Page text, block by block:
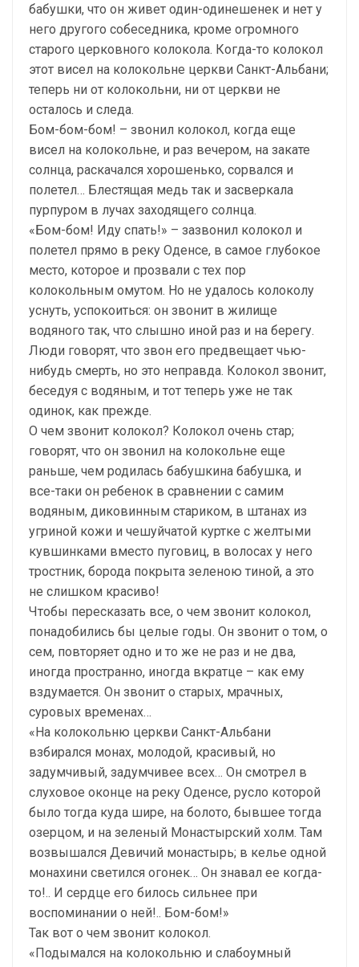
бабушки, что он живет один-одинешенек и нет у
него другого собеседника, кроме огромного
старого церковного колокола. Когда-то колокол
этот висел на колокольне церкви Санкт-Альбани;
теперь ни от колокольни, ни от церкви не
осталось и следа.
Бом-бом-бом! – звонил колокол, когда еще
висел на колокольне, и раз вечером, на закате
солнца, раскачался хорошенько, сорвался и
полетел… Блестящая медь так и засверкала
пурпуром в лучах заходящего солнца.
«Бом-бом! Иду спать!» – зазвонил колокол и
полетел прямо в реку Оденсе, в самое глубокое
место, которое и прозвали с тех пор
колокольным омутом. Но не удалось колоколу
уснуть, успокоиться: он звонит в жилище
водяного так, что слышно иной раз и на берегу.
Люди говорят, что звон его предвещает чью-
нибудь смерть, но это неправда. Колокол звонит,
беседуя с водяным, и тот теперь уже не так
одинок, как прежде.
О чем звонит колокол? Колокол очень стар;
говорят, что он звонил на колокольне еще
раньше, чем родилась бабушкина бабушка, и
все-таки он ребенок в сравнении с самим
водяным, диковинным стариком, в штанах из
угриной кожи и чешуйчатой куртке с желтыми
кувшинками вместо пуговиц, в волосах у него
тростник, борода покрыта зеленою тиной, а это
не слишком красиво!
Чтобы пересказать все, о чем звонит колокол,
понадобились бы целые годы. Он звонит о том, о
сем, повторяет одно и то же не раз и не два,
иногда пространно, иногда вкратце – как ему
вздумается. Он звонит о старых, мрачных,
суровых временах…
«На колокольню церкви Санкт-Альбани
взбирался монах, молодой, красивый, но
задумчивый, задумчивее всех… Он смотрел в
слуховое оконце на реку Оденсе, русло которой
было тогда куда шире, на болото, бывшее тогда
озерцом, и на зеленый Монастырский холм. Там
возвышался Девичий монастырь; в келье одной
монахини светился огонек… Он знавал ее когда-
то!.. И сердце его билось сильнее при
воспоминании о ней!.. Бом-бом!»
Так вот о чем звонит колокол.
«Подымался на колокольню и слабоумный